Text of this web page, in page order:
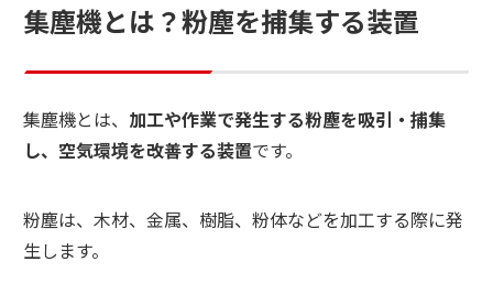
集塵機とは？粉塵を捕集する装置
集塵機とは、 加工や作業で発生する粉塵を吸引・捕集
し、空気環境を改善する装置です。
粉塵は、木材、金属、樹脂、粉体などを加工する際に発
生します。